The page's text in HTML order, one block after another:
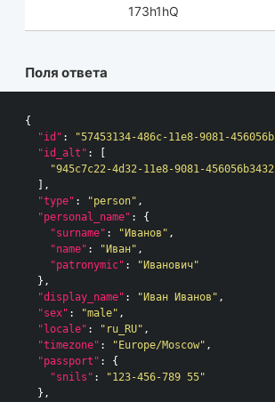
173h1hQ
Поля ответа
{
"id" : "57453134-486c-11e8-9081-
"id_alt" :
"945c7c22-4d32-11e8-9081-
],
"type" : "person" ,
"personal_name" :
{
"surname" : "Иванов" ,
"name" : "Иван" ,
"patronymic" :
"Иванович"
},
"display_name" : "Иван Иванов" ,
"sex" : "male" ,
"locale" : "ru_RU" ,
"timezone" : "Europe/Moscow" ,
"passport" :
{
"snils" :
"123-456-789 55"
},